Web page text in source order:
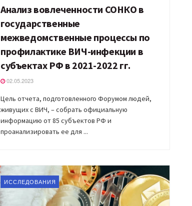
Анализ вовлеченности СОНКО в
государственные
межведомственные процессы по
профилактике ВИЧ-инфекции в
субъектах РФ в 2021-2022 гг.
02.05.2023
Цель отчета, подготовленного Форумом людей,
живущих с ВИЧ, – собрать официальную
информацию от 85 субъектов РФ и
проанализировать ее для ...
ИССЛЕДОВАНИЯ